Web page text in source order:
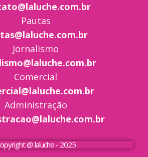
Pautas
Jornalismo
Comercial
Administração
@ laluche - 2025